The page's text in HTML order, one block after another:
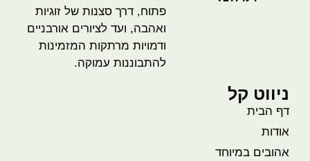
פתוח, דרך סצנות של זוגיות
ואהבה, ועד לציורים אורבניים
ודמויות מרתקות המזמינות
להתבוננות עמוקה.
ניווט קל
דף הבית
אודות
אהובים במיוחד